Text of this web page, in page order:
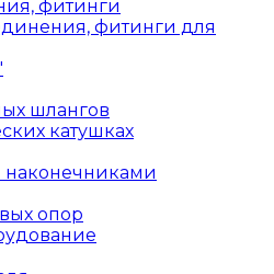
фитинги
фитинги для
шлангов
катушках
опор